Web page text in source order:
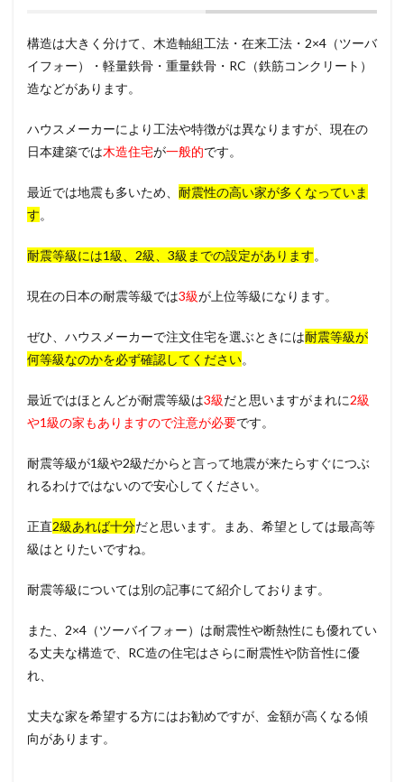
構造は大きく分けて、木造軸組工法・在来工法・2×4（ツーバ
イフォー）・軽量鉄骨・重量鉄骨・RC（鉄筋コンクリート）
造などがあります。
ハウスメーカーにより工法や特徴がは異なりますが、現在の
日本建築では木造住宅が一般的です。
最近では地震も多いため、 耐震性の高い家が多くなっていま
す。
耐震等級には1級、2級、3級までの設定があります。
現在の日本の耐震等級では3級が上位等級になります。
ぜひ、ハウスメーカーで注文住宅を選ぶときには耐震等級が
何等級なのかを必ず確認してください。
最近ではほとんどが耐震等級は3級だと思いますがまれに2級
や1級の家もありますので注意が必要です。
耐震等級が1級や2級だからと言って地震が来たらすぐにつぶ
れるわけではないので安心してください。
正直2級あれば十分だと思います。まあ、希望としては最高等
級はとりたいですね。
耐震等級については別の記事にて紹介しております。
また、2×4（ツーバイフォー）は耐震性や断熱性にも優れてい
る丈夫な構造で、RC造の住宅はさらに耐震性や防音性に優
れ、
丈夫な家を希望する方にはお勧めですが、金額が高くなる傾
向があります。